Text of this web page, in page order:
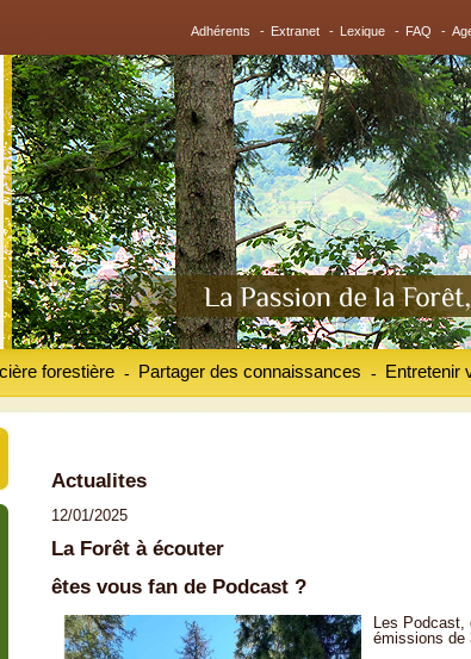
Adhérents - Extranet - Lexique - FAQ -
forestière Partager des connaissances
- Entretenir
-
Actualites
12/01/2025
La Forêt à écouter
êtes vous fan de Podcast ?
Les
émissions de